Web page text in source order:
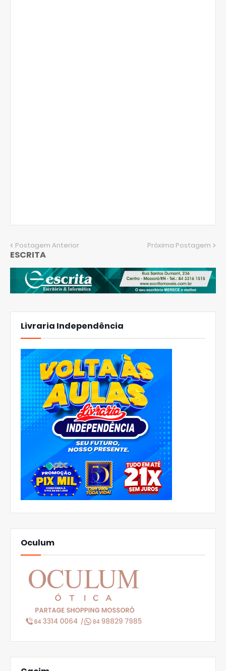
Postagem Anterior Próxima Postagem
ESCRITA
Livraria Independência
Oculum